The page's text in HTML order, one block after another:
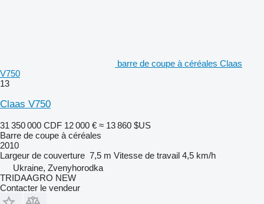
barre de coupe à céréales Claas
V750
13
Claas V750
31 350 000 CDF 12 000 € ≈ 13 860 $US
Barre de coupe à céréales
2010
Largeur de couverture 7,5 m Vitesse de travail 4,5 km/h
Ukraine, Zvenyhorodka
TRIDAAGRO NEW
Contacter le vendeur